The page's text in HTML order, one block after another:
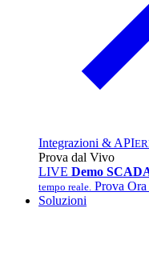
Integrazioni & API
Prova dal Vivo
LIVE Demo
tempo reale. Prova
Soluzioni